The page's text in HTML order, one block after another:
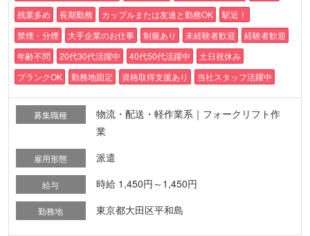
残業多め
長期勤務 カップルまたは友達と勤務OK
駅近！
禁煙・分煙
大手企業のお仕事 制服あり 未経験者歓迎
経験者歓迎
年齢不問
20代30代活躍中 40代50代活躍中
土日祝休み
ブランクOK
勤務地固定 資格取得支援あり 当社スタッフ活躍中
募集職種
物流・配送・軽作業系｜フォークリフト作
業
雇用形態 派遣
給与 時給 1,450円～1,450円
勤務地 東京都大田区平和島